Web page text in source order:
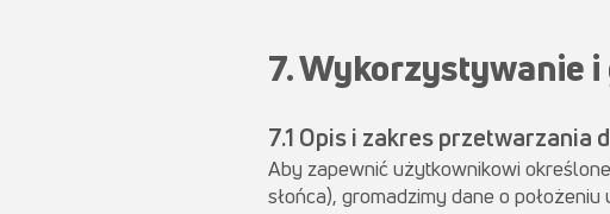
7. Wykorzystywanie
7.1 Opis i zakres przetwarzania
Aby zapewnić użytkownikowi
słońca), gromadzimy dane o